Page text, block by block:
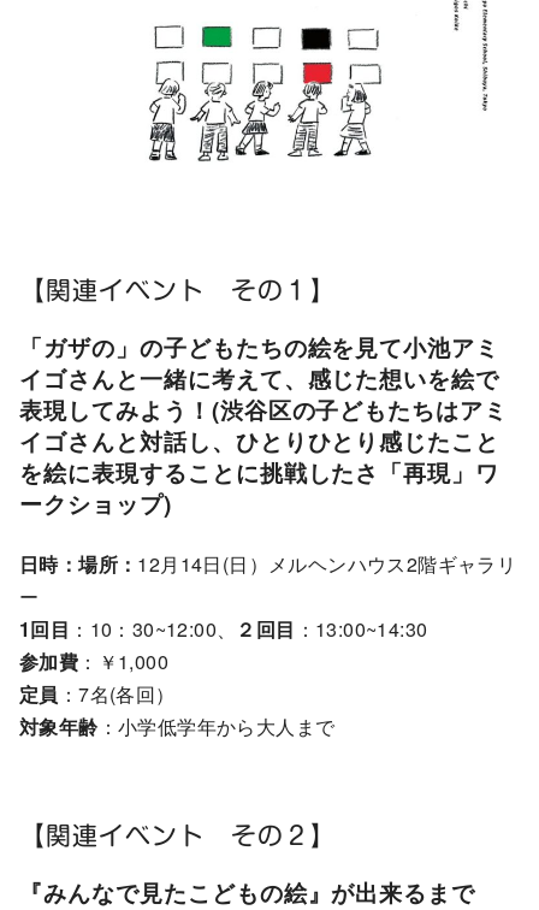
【関連イベント その１】
「ガザの」の子どもたちの絵を見て小池アミ
イゴさんと一緒に考えて、感じた想いを絵で
表現してみよう！(渋谷区の子どもたちはアミ
イゴさんと対話し、ひとりひとり感じたこと
を絵に表現することに挑戦したさ「再現」ワ
ークショップ)
日時：場所： 12月14日(日）メルヘンハウス2階ギャラリ
ー
1回目 ：10：30~12:00、 ２回目 ：13:00~14:30
参加費 ：￥1,000
定員 ：7名(各回）
対象年齢 ：小学低学年から大人まで
【関連イベント その２】
『みんなで見たこどもの絵』が出来るまで